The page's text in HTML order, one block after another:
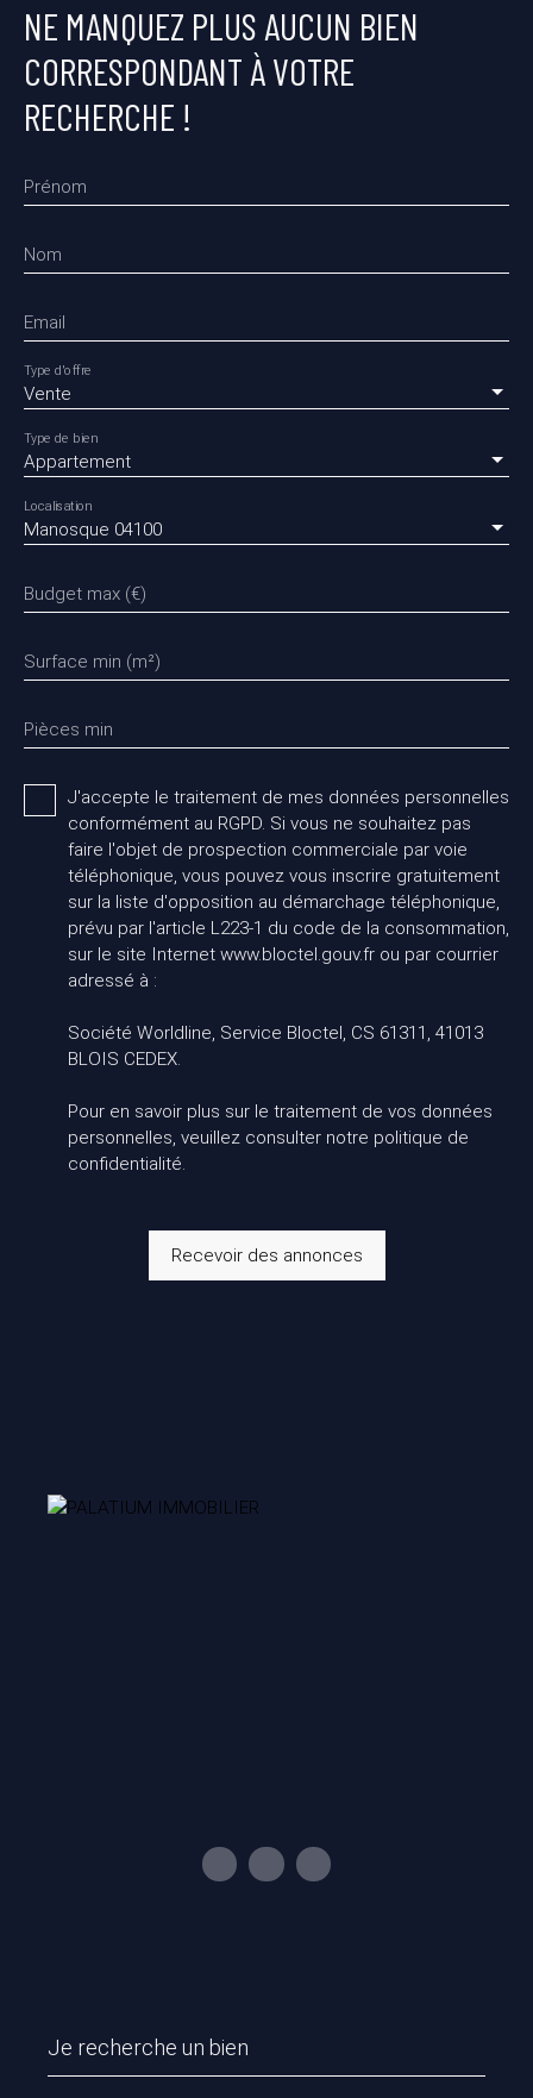
NE MANQUEZ PLUS AUCUN BIEN
CORRESPONDANT À VOTRE
RECHERCHE !
Prénom
Nom
Email
Vente
Type d'offre
Appartement
Type de bien
Manosque 04100
Localisation
Budget max (€)
Surface min (m²)
Pièces min
J'accepte le traitement de mes données personnelles
conformément au RGPD. Si vous ne souhaitez pas
faire l'objet de prospection commerciale par voie
téléphonique, vous pouvez vous inscrire gratuitement
sur la liste d'opposition au démarchage téléphonique,
prévu par l'article L223-1 du code de la consommation,
sur le site Internet www.bloctel.gouv.fr ou par courrier
adressé à :
Société Worldline, Service Bloctel, CS 61311, 41013
BLOIS CEDEX.
Pour en savoir plus sur le traitement de vos données
personnelles, veuillez consulter notre politique de
confidentialité.
Recevoir des annonces
Je recherche un bien